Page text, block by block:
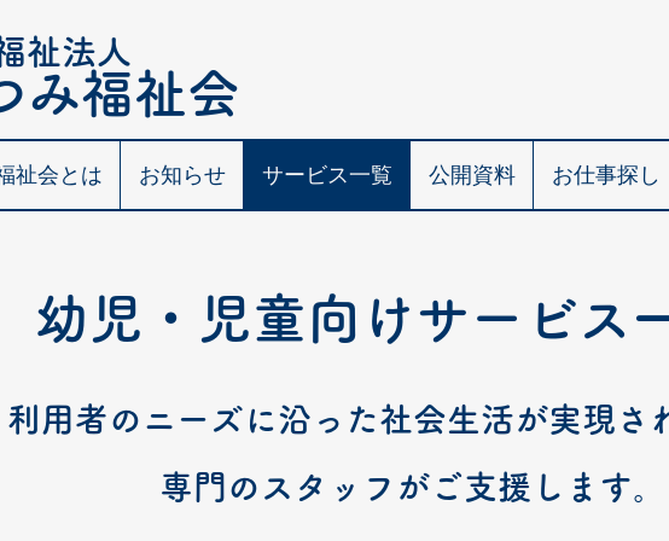
祉法人
み福祉会
祉会とは お知らせ サービス一覧 公開資料 お仕事探し
幼児・児童向けサービス
利用者のニーズに沿った社会生活が実現さ
専門のスタッフがご支援します。